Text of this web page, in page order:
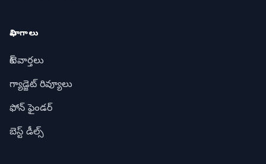
విభాగాలు
టెక్ వార్తలు
గ్యాడ్జెట్ రివ్యూలు
ఫోన్ ఫైండర్
బెస్ట్ డీల్స్